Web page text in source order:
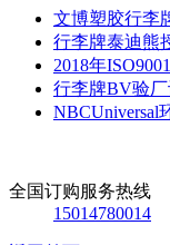
文博塑胶行李
行李牌泰迪熊
2018年
行李牌BV验
NBCUniversal
全国订购服务热线
15014780014